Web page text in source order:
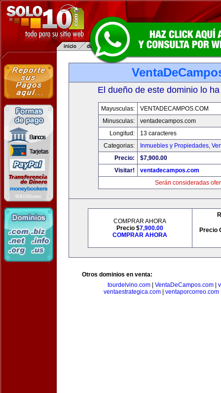
El dueño de este dominio lo
Mayusculas:
VENTADECAMPOS.COM
Minusculas:
ventadecampos.com
Longitud:
13 caracteres
Categorias:
Inmuebles y Propiedades,
Precio:
$7,900.00
Visitar!
ventadecampos.com
Serán consideradas
COMPRAR AHORA
Precio $7,900.00
COMPRAR AHORA
Precio
Otros dominios en venta:
tourdelvino.com| VentaDeCampos.com|
ventaestrategica.com| ventaporcorreo.com